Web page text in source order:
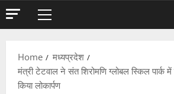
Primary
Home
मध्यप्रदेश
मंत्री टेटवाल ने संत शिरोमणि ग्लोबल स्किल पार्क में
किया लोकार्पण